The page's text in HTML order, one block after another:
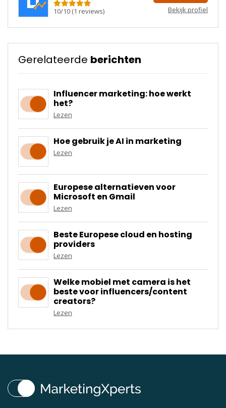
10/10 (1 reviews)
Bekijk profiel
Gerelateerde berichten
Influencer marketing: hoe werkt
het?
Lezen
Hoe gebruik je AI in marketing
Lezen
Europese alternatieven voor
Microsoft en Gmail
Lezen
Beste Europese cloud en hosting
providers
Lezen
Welke mobiel met camera is het
beste voor influencers/content
creators?
Lezen